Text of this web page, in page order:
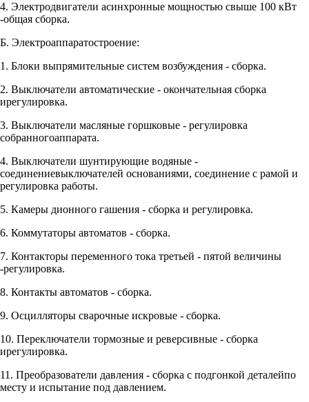
4. Электродвигатели асинхронные мощностью свыше 100 кВт
-общая сборка.
Б. Электроаппаратостроение:
1. Блоки выпрямительные систем возбуждения - сборка.
2. Выключатели автоматические - окончательная сборка
ирегулировка.
3. Выключатели масляные горшковые - регулировка
собранногоаппарата.
4. Выключатели шунтирующие водяные -
соединениевыключателей основаниями, соединение с рамой и
регулировка работы.
5. Камеры дионного гашения - сборка и регулировка.
6. Коммутаторы автоматов - сборка.
7. Контакторы переменного тока третьей - пятой величины
-регулировка.
8. Контакты автоматов - сборка.
9. Осцилляторы сварочные искровые - сборка.
10. Переключатели тормозные и реверсивные - сборка
ирегулировка.
11. Преобразователи давления - сборка с подгонкой деталейпо
месту и испытание под давлением.